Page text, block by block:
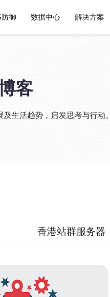
御 数据中心 解决方案
客
生活趋势，启发思考与行动。
香港站群服务器